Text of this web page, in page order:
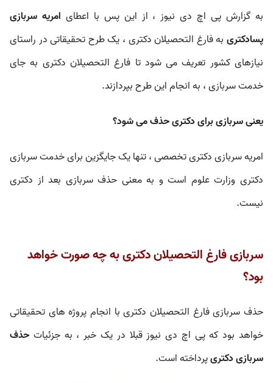
به گزارش پی اچ دی نیوز ، از این پس با اعطای امریه سربازی
پسادکتری به فارغ التحصیلان دکتری ، یک طرح تحقیقاتی در راستای
نیازهای کشور تعریف می شود تا فارغ التحصیلان دکتری به جای
خدمت سربازی ، به انجام این طرح بپردازند.
یعنی سربازی برای دکتری حذف می شود؟
امریه سربازی دکتری تخصصی ، تنها یک جایگزین برای خدمت سربازی
دکتری وزارت علوم است و به معنی حذف سربازی بعد از دکتری
نیست.
سربازی فارغ التحصیلان دکتری به چه صورت خواهد
بود؟
حذف سربازی فارغ التحصیلان دکتری با انجام پروژه های تحقیقاتی
خواهد بود که پی اچ دی نیوز قبلا در یک خبر ، به جزئیات حذف
سربازی دکتریپرداخته است.